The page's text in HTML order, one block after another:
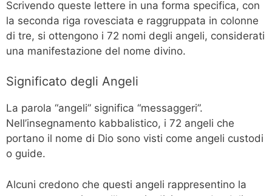
Scrivendo queste lettere in una forma specifica, con
la seconda riga rovesciata e raggruppata in colonne
di tre, si ottengono i 72 nomi degli angeli, considerati
una manifestazione del nome divino.
Significato degli Angeli
La parola “angeli” significa “messaggeri”.
Nell’insegnamento kabbalistico, i 72 angeli che
portano il nome di Dio sono visti come angeli custodi
o guide.
Alcuni credono che questi angeli rappresentino la